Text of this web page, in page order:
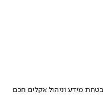
מידע וניהול אקלים חכם